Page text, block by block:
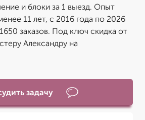
и блоки за 1 выезд. Опыт
11 лет, с 2016 года по 2026
заказов. Под ключ скидка от
Александру на
задачу